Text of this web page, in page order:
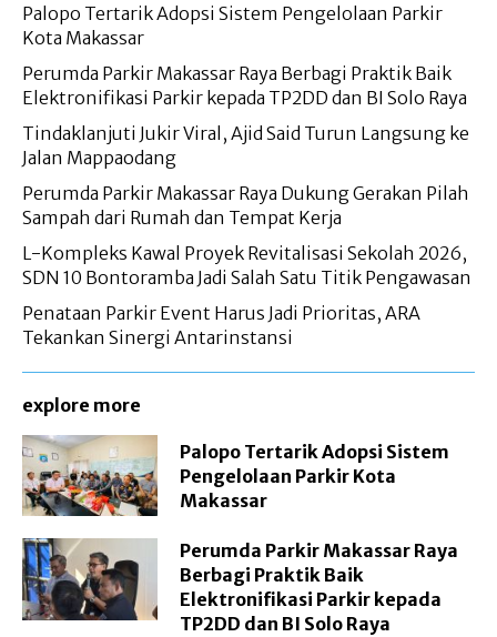
Palopo Tertarik Adopsi Sistem Pengelolaan Parkir
Kota Makassar
Perumda Parkir Makassar Raya Berbagi Praktik Baik
Elektronifikasi Parkir kepada TP2DD dan BI Solo Raya
Tindaklanjuti Jukir Viral, Ajid Said Turun Langsung ke
Jalan Mappaodang
Perumda Parkir Makassar Raya Dukung Gerakan Pilah
Sampah dari Rumah dan Tempat Kerja
L-Kompleks Kawal Proyek Revitalisasi Sekolah 2026,
SDN 10 Bontoramba Jadi Salah Satu Titik Pengawasan
Penataan Parkir Event Harus Jadi Prioritas, ARA
Tekankan Sinergi Antarinstansi
explore more
Palopo Tertarik Adopsi Sistem
Pengelolaan Parkir Kota
Makassar
Perumda Parkir Makassar Raya
Berbagi Praktik Baik
Elektronifikasi Parkir kepada
TP2DD dan BI Solo Raya